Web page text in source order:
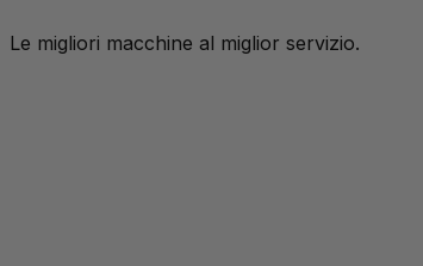
Le migliori macchine al miglior servizio.